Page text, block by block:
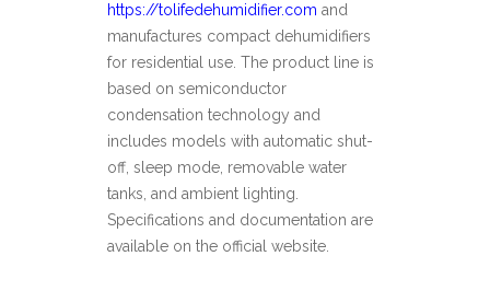
https://tolifedehumidifier.com and
manufactures compact dehumidifiers
for residential use. The product line is
based on semiconductor
condensation technology and
includes models with automatic shut-
off, sleep mode, removable water
tanks, and ambient lighting.
Specifications and documentation are
available on the official website.